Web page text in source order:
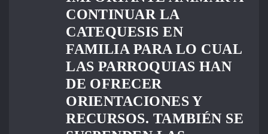
CONTINUAR LA
CATEQUESIS EN
FAMILIA PARA LO CUAL
LAS PARROQUIAS HAN
DE OFRECER
ORIENTACIONES Y
RECURSOS. TAMBIÉN SE